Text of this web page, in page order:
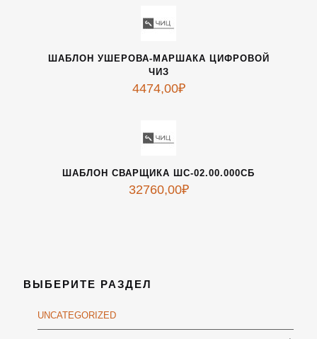
ШАБЛОН УШЕРОВА-МАРШАКА ЦИФРОВОЙ
ЧИЗ
4474,00₽
ШАБЛОН СВАРЩИКА ШС-02.00.000СБ
32760,00₽
ВЫБЕРИТЕ РАЗДЕЛ
UNCATEGORIZED